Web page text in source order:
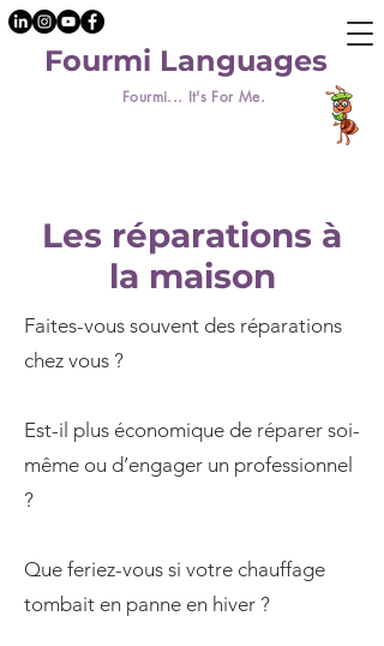
Fourmi... It's For Me.
Fourmi Languages
Les réparations à
la maison
Faites-vous souvent des réparations
chez vous ?
Est-il plus économique de réparer soi-
même ou d’engager un professionnel
?
Que feriez-vous si votre chauffage
tombait en panne en hiver ?